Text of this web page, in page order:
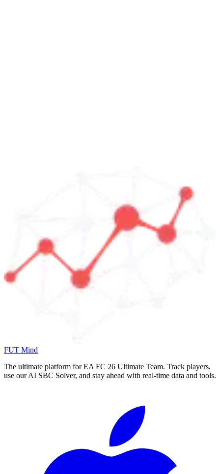
FUT Mind
The ultimate platform for EA FC 26 Ultimate Team. Track players,
use our AI SBC Solver, and stay ahead with real-time data and tools.